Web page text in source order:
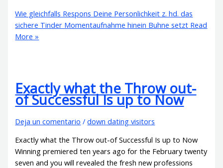
Wie gleichfalls Respons Deine Personlichkeit z. hd. das
sichere Tinder Momentaufnahme hinein Buhne setzt Read
More »
Exactly what the Throw out-
of Successful Is up to Now
Deja un comentario /down dating visitors
Exactly what the Throw out-of Successful Is up to Now
Winning premiered ten years ago for the February twenty
seven and you will revealed the fresh new professions